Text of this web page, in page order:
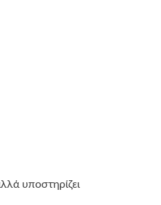
υποστηρίζει